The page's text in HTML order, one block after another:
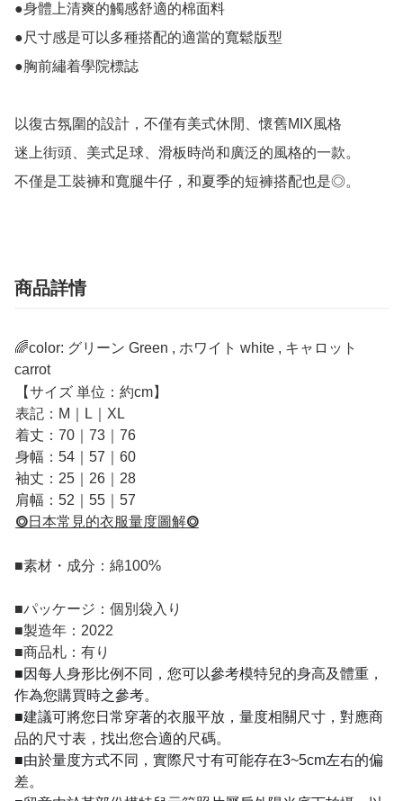
●身體上清爽的觸感舒適的棉面料
●尺寸感是可以多種搭配的適當的寬鬆版型
●胸前繡着學院標誌
以復古氛圍的設計，不僅有美式休閒、懷舊MIX風格
迷上街頭、美式足球、滑板時尚和廣泛的風格的一款。
不僅是工裝褲和寬腿牛仔，和夏季的短褲搭配也是◎。
商品詳情
🌈color: グリーン Green , ホワイト white , キャロット
carrot
【サイズ 単位：約cm】
表記：M｜L｜XL
着丈：70｜73｜76
身幅：54｜57｜60
袖丈：25｜26｜28
肩幅：52｜55｜57
⭗日本常見的衣服量度圖解⭗
■素材・成分：綿100%
■パッケージ：個別袋入り
■製造年：2022
■商品札：有り
■因每人身形比例不同，您可以參考模特兒的身高及體重，
作為您購買時之參考。
■建議可將您日常穿著的衣服平放，量度相關尺寸，對應商
品的尺寸表，找出您合適的尺碼。
■由於量度方式不同，實際尺寸有可能存在3~5cm左右的偏
差。